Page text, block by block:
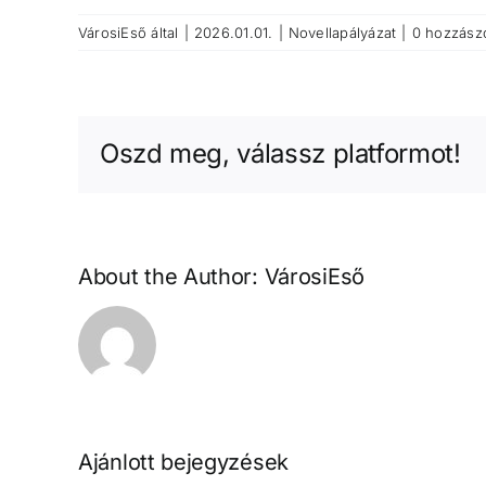
VárosiEső által 2026.01.01. Novellapályázat 0
Oszd meg, válassz platformot!
About the Author: VárosiEső
Ajánlott bejegyzések